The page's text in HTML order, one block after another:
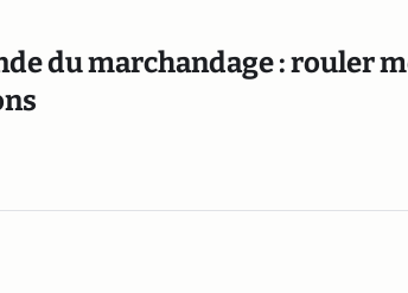
du marchandage : rouler